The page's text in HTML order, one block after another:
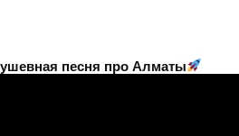
песня про Алматы